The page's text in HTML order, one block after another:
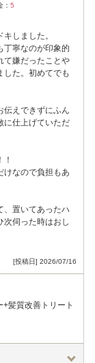
： 5
しました。
丁寧なのが印象的
て嫌だったことや
した。初めてでも
伝えできずにふん
に仕上げていただ
けなので負担もあ
、置いてあったハ
次伺った時はおし
[投稿日] 2026/07/16
髪質改善トリート